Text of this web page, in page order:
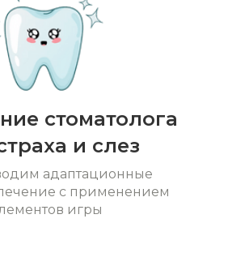
стоматолога
и слез
адаптационные
с применением
игры